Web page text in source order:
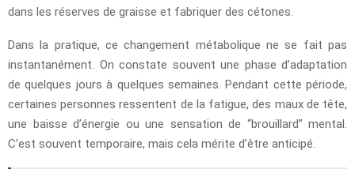
dans les réserves de graisse et fabriquer des cétones.
Dans la pratique, ce changement métabolique ne se fait pas
instantanément. On constate souvent une phase d’adaptation
de quelques jours à quelques semaines. Pendant cette période,
certaines personnes ressentent de la fatigue, des maux de tête,
une baisse d’énergie ou une sensation de “brouillard” mental.
C’est souvent temporaire, mais cela mérite d’être anticipé.